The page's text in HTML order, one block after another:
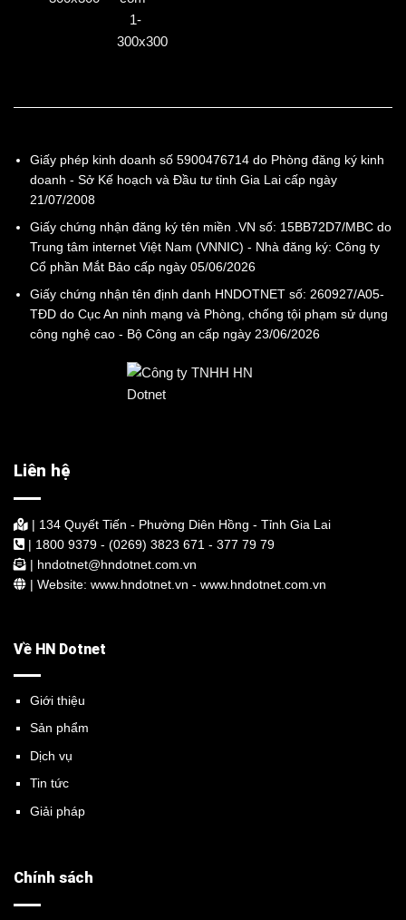
Giấy phép kinh doanh số 5900476714 do Phòng đăng ký kinh
doanh - Sở Kế hoạch và Đầu tư tỉnh Gia Lai cấp ngày
21/07/2008
Giấy chứng nhận đăng ký tên miền .VN số: 15BB72D7/MBC do
Trung tâm internet Việt Nam (VNNIC) - Nhà đăng ký: Công ty
Cổ phần Mắt Bảo cấp ngày 05/06/2026
Giấy chứng nhận tên định danh HNDOTNET số: 260927/A05-
TĐD do Cục An ninh mạng và Phòng, chống tội phạm sử dụng
công nghệ cao - Bộ Công an cấp ngày 23/06/2026
Liên hệ
| 134 Quyết Tiến - Phường Diên Hồng - Tỉnh Gia Lai
| 1800 9379 - (0269) 3823 671 - 377 79 79
| hndotnet@hndotnet.com.vn
| Website: www.hndotnet.vn - www.hndotnet.com.vn
Về HN Dotnet
Giới thiệu
Sản phẩm
Dịch vụ
Tin tức
Giải pháp
Chính sách